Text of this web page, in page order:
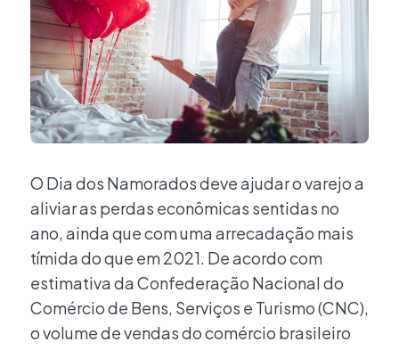
O Dia dos Namorados deve ajudar o varejo a
aliviar as perdas econômicas sentidas no
ano, ainda que com uma arrecadação mais
tímida do que em 2021. De acordo com
estimativa da Confederação Nacional do
Comércio de Bens, Serviços e Turismo (CNC),
o volume de vendas do comércio brasileiro